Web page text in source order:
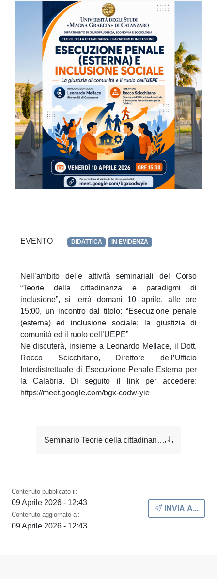
EVENTO DIDATTICA IN EVIDENZA
Nell’ambito delle attività seminariali del Corso
“Teorie della cittadinanza e paradigmi di
inclusione”, si terrà domani 10 aprile, alle ore
15:00, un incontro dal titolo: “Esecuzione penale
(esterna) ed inclusione sociale: la giustizia di
comunità ed il ruolo dell’UEPE”
Ne discuterà, insieme a Leonardo Mellace, il Dott.
Rocco Scicchitano, Direttore dell’Ufficio
Interdistrettuale di Esecuzione Penale Esterna per
la Calabria. Di seguito il link per accedere:
https://meet.google.com/bgx-codw-yie
Seminario Teorie della cittadinanza e paradigmi di inclusionecompressed.pdf
Contenuto pubblicato il:
09 Aprile 2026 - 12:43
Contenuto aggiornato al:
09 Aprile 2026 - 12:43
INVIA A...